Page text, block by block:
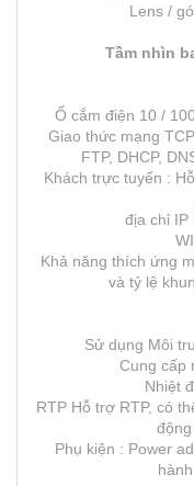
Lens /
Tầm nhìn
Ổ cắm điện 10 /
Giao thức mạng TCP
FTP, DHCP,
Khách trực tuyến :
địa chỉ IP
Khả năng thích ứng
và tỷ lệ
Sử dụng Môi
Cung cấp
Nhiệt
RTP Hỗ trợ RTP, có
động
Phụ kiện : Power